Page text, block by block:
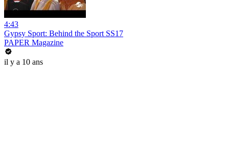
4:43
Gypsy Sport: Behind the Sport SS17
PAPER Magazine
il y a 10 ans